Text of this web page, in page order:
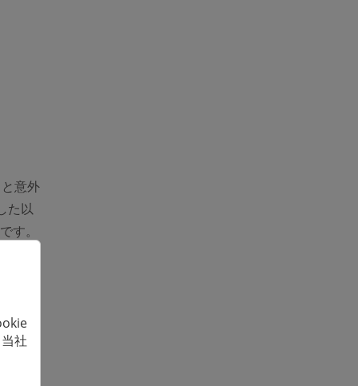
意外
た以
す。
社